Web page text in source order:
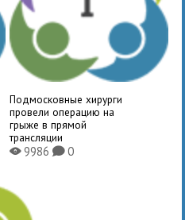
Подмосковные хирурги
провели операцию на
грыже в прямой
трансляции
X9986 K0